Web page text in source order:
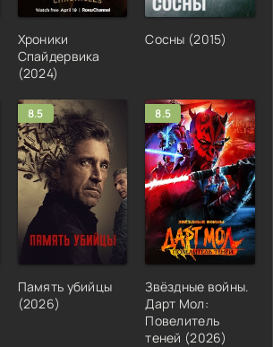
Хроники
Спайдервика
(2024)
Сосны (2015)
8.5
Память убийцы
(2026)
8.5
Звёздные войны.
Дарт Мол:
Повелитель
теней (2026)